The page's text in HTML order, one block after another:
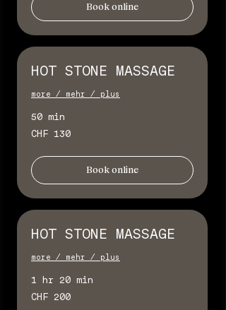
Book online
HOT STONE MASSAGE
more / mehr / plus
50 min
130
Schweizer
CHF 130
Book online
HOT STONE MASSAGE
more / mehr / plus
1 hr 20 min
200
Schweizer
CHF 200